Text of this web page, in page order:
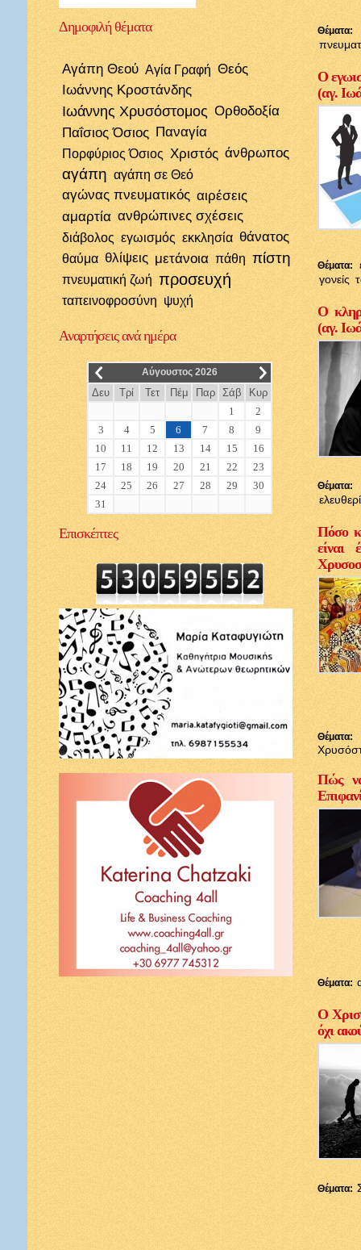
Δημοφιλήθέματα
Αγάπη Θεού Αγία Γραφή Θεός
Ιωάννης Κροστάνδης
Ιωάννης Χρυσόστομος Ορθοδοξία
Παΐσιος Όσιος Παναγία
Πορφύριος Όσιος Χριστός άνθρωπος
αγάπη αγάπη σε Θεό
αγώνας πνευματικός αιρέσεις
αμαρτία ανθρώπινες σχέσεις
διάβολος εγωισμός εκκλησία θάνατος
θαύμα θλίψεις μετάνοια πάθη πίστη
πνευματική ζωή προσευχή
ταπεινοφροσύνη ψυχή
Αναρτήσειςανά ημέρα
__ Αύγουστος 2026 __
Δευ Τρί Τετ Πέμ Παρ Σάβ
Κυρ
1
2
3
4 5 6 7 8
9
10
11 12 13 14 15
16
17
18 19 20 21 22
23
24
25 26 27 28 29
30
31
Επισκέπτες
Θέματα:
Ο
(αγ.
Θέματα:
γονείς
Ο
(αγ.
Θέματα:
Πόσο
είναι
Θέματα:
Πώς να
Θέματα:
Ο
όχι
Θέματα: